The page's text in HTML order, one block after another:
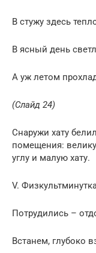
В стужу здесь
В ясный день
А уж летом
(Слайд 24)
Снаружи хату
помещения:
углу и малую хату.
V.
Потрудились –
Встанем, глубоко